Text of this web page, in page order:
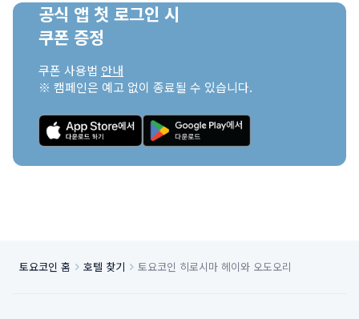
공식 앱 첫 로그인 시
쿠폰 증정
쿠폰 사용법 안내
※ 캠페인은 예고 없이 종료될 수 있습니다.
토요코인 홈 호텔 찾기 토요코인 히로시마 헤이와 오도오리